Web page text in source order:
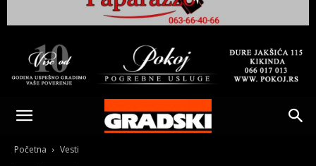
Gradski
Online
Početna Vesti